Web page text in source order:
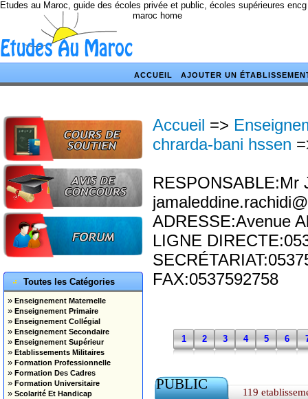
Etudes au Maroc, guide des écoles privée et public, écoles supérieures
maroc home
ACCUEIL AJOUTER UN
Toutes les Catégories
» Enseignement Maternelle
» Enseignement Primaire
» Enseignement Collégial
» Enseignement Secondaire
» Enseignement Supérieur
» Etablissements Militaires
» Formation Professionnelle
» Formation Des Cadres
» Formation Universitaire
» Scolarité Et Handicap
Accueil =>
chrarda-bani hssen
RESPONSABLE:Mr
ADRESSE:Avenue
LIGNE
FAX:0537592758
1 2 3 4 5 6
PUBLIC 119